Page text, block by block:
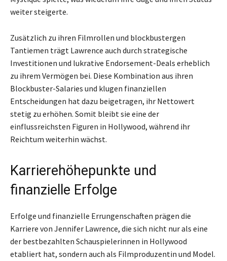
weiter steigerte.
Zusätzlich zu ihren Filmrollen und blockbustergen
Tantiemen trägt Lawrence auch durch strategische
Investitionen und lukrative Endorsement-Deals erheblich
zu ihrem Vermögen bei. Diese Kombination aus ihren
Blockbuster-Salaries und klugen finanziellen
Entscheidungen hat dazu beigetragen, ihr Nettowert
stetig zu erhöhen. Somit bleibt sie eine der
einflussreichsten Figuren in Hollywood, während ihr
Reichtum weiterhin wächst.
Karrierehöhepunkte und
finanzielle Erfolge
Erfolge und finanzielle Errungenschaften prägen die
Karriere von Jennifer Lawrence, die sich nicht nur als eine
der bestbezahlten Schauspielerinnen in Hollywood
etabliert hat, sondern auch als Filmproduzentin und Model.